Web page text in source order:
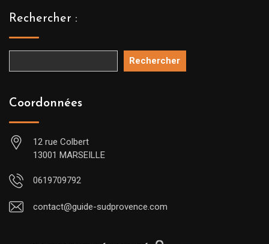
Rechercher :
Rechercher
Coordonnées
12 rue Colbert
13001 MARSEILLE
0619709792
contact@guide-sudprovence.com